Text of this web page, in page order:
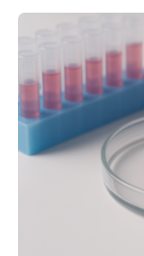
im Journal
der
kann und wie
Herzbelastung
hypertrophe
erblich bedingte
sich die linke
stark kontrahiert…